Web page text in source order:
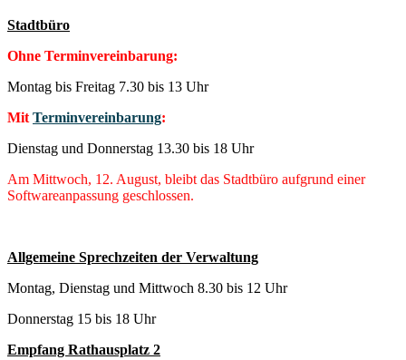
Stadtbüro
Ohne Terminvereinbarung:
Montag bis Freitag 7.30 bis 13 Uhr
Mit Terminvereinbarung:
Dienstag und Donnerstag 13.30 bis 18 Uhr
Am Mittwoch, 12. August, bleibt das Stadtbüro aufgrund einer
Softwareanpassung geschlossen.
Allgemeine Sprechzeiten der Verwaltung
Montag, Dienstag und Mittwoch 8.30 bis 12 Uhr
Donnerstag 15 bis 18 Uhr
Empfang Rathausplatz 2